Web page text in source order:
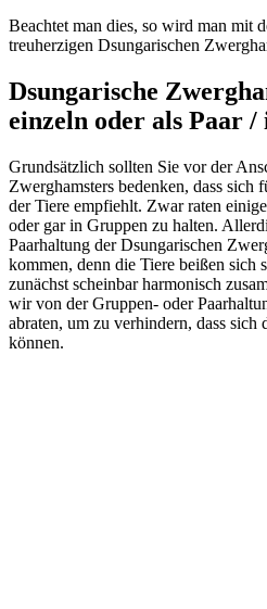
Beachtet man dies, so wird man mit
treuherzigen Dsungarischen
Dsungarische
einzeln oder als Paar
Grundsätzlich sollten Sie vor der
Zwerghamsters bedenken, dass
der Tiere empfiehlt. Zwar raten
oder gar in Gruppen zu halten.
Paarhaltung der Dsungarischen
kommen, denn die Tiere beißen sich
zunächst scheinbar harmonisch
wir von der Gruppen- oder
abraten, um zu verhindern, dass sich
können.